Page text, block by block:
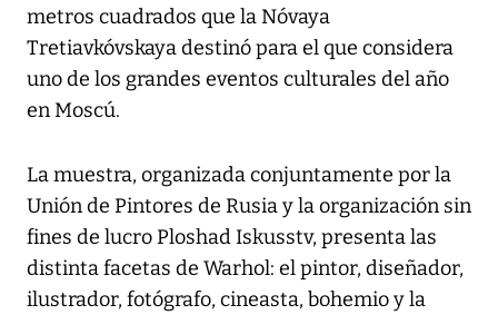
metros cuadrados que la Nóvaya
Tretiavkóvskaya destinó para el que considera
uno de los grandes eventos culturales del año
en Moscú.
La muestra, organizada conjuntamente por la
Unión de Pintores de Rusia y la organización sin
fines de lucro Ploshad Iskusstv, presenta las
distinta facetas de Warhol: el pintor, diseñador,
ilustrador, fotógrafo, cineasta, bohemio y la